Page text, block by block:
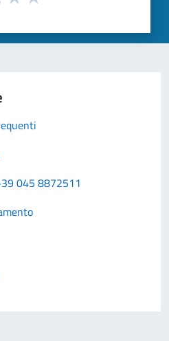
045 8872511